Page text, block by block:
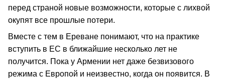
перед страной новые возможности, которые с лихвой
окупят все прошлые потери.
Вместе с тем в Ереване понимают, что на практике
вступить в ЕС в ближайшие несколько лет не
получится. Пока у Армении нет даже безвизового
режима с Европой и неизвестно, когда он появится. В